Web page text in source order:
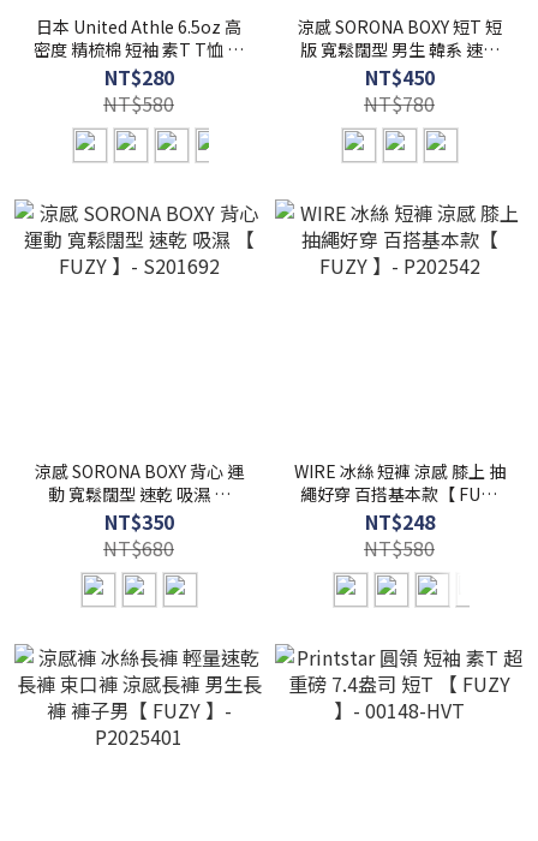
日本 United Athle 6.5oz 高
密度 精梳棉 短袖 素T T恤 男
女適穿 - UA1100
NT$280
NT$580
涼感 SORONA BOXY 短T 短
版 寬鬆闊型 男生 韓系 速乾
吸濕 【 FUZY 】- S201691
NT$450
NT$780
涼感 SORONA BOXY 背心 運
動 寬鬆闊型 速乾 吸濕 【
FUZY 】- S201692
NT$350
NT$680
WIRE 冰絲 短褲 涼感 膝上 抽
繩好穿 百搭基本款【 FUZY
】- P202542
NT$248
NT$580